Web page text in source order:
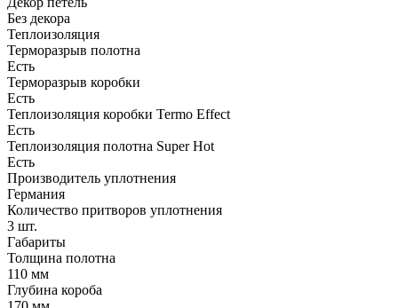
Без декора
Теплоизоляция
Терморазрыв полотна
Есть
Терморазрыв коробки
Есть
Теплоизоляция коробки Termo Effect
Есть
Теплоизоляция полотна Super Нot
Есть
Производитель уплотнения
Германия
Количество притворов уплотнения
3 шт.
Габариты
Толщина полотна
110 мм
Глубина короба